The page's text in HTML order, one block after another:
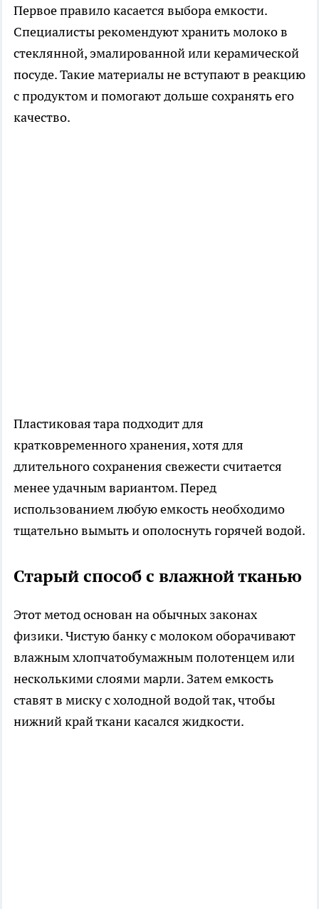
Первое правило касается выбора емкости.
Специалисты рекомендуют хранить молоко в
стеклянной, эмалированной или керамической
посуде. Такие материалы не вступают в реакцию
с продуктом и помогают дольше сохранять его
качество.
Пластиковая тара подходит для
кратковременного хранения, хотя для
длительного сохранения свежести считается
менее удачным вариантом. Перед
использованием любую емкость необходимо
тщательно вымыть и ополоснуть горячей водой.
Старый способ с влажной тканью
Этот метод основан на обычных законах
физики. Чистую банку с молоком оборачивают
влажным хлопчатобумажным полотенцем или
несколькими слоями марли. Затем емкость
ставят в миску с холодной водой так, чтобы
нижний край ткани касался жидкости.